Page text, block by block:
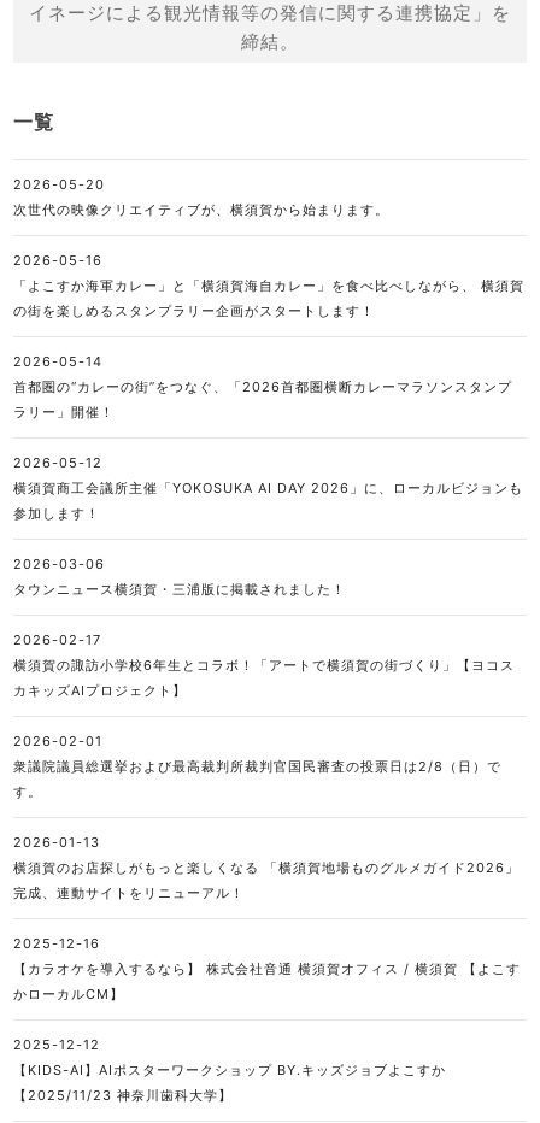
イネージによる観光情報等の発信に関する連携協定」を
締結。
一覧
2026-05-20
次世代の映像クリエイティブが、横須賀から始まります。
2026-05-16
「よこすか海軍カレー」と「横須賀海自カレー」を食べ比べしながら、 横須賀
の街を楽しめるスタンプラリー企画がスタートします！
2026-05-14
首都圏の“カレーの街”をつなぐ、「2026首都圏横断カレーマラソンスタンプ
ラリー」開催！
2026-05-12
横須賀商工会議所主催「YOKOSUKA AI DAY 2026」に、ローカルビジョンも
参加します！
2026-03-06
タウンニュース横須賀・三浦版に掲載されました！
2026-02-17
横須賀の諏訪小学校6年生とコラボ！「アートで横須賀の街づくり」【ヨコス
カキッズAIプロジェクト】
2026-02-01
衆議院議員総選挙および最高裁判所裁判官国民審査の投票日は2/8（日）で
す。
2026-01-13
横須賀のお店探しがもっと楽しくなる 「横須賀地場ものグルメガイド2026」
完成、連動サイトをリニューアル！
2025-12-16
【カラオケを導入するなら】 株式会社音通 横須賀オフィス / 横須賀 【よこす
かローカルCM】
2025-12-12
【KIDS-AI】AIポスターワークショップ BY.キッズジョブよこすか
【2025/11/23 神奈川歯科大学】